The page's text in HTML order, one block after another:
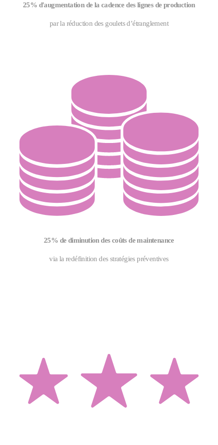
25% d'augmentation de la cadence des lignes de production
par la réduction des goulets d’étranglement
25% de diminution des coûts de maintenance
via la redéfinition des stratégies préventives